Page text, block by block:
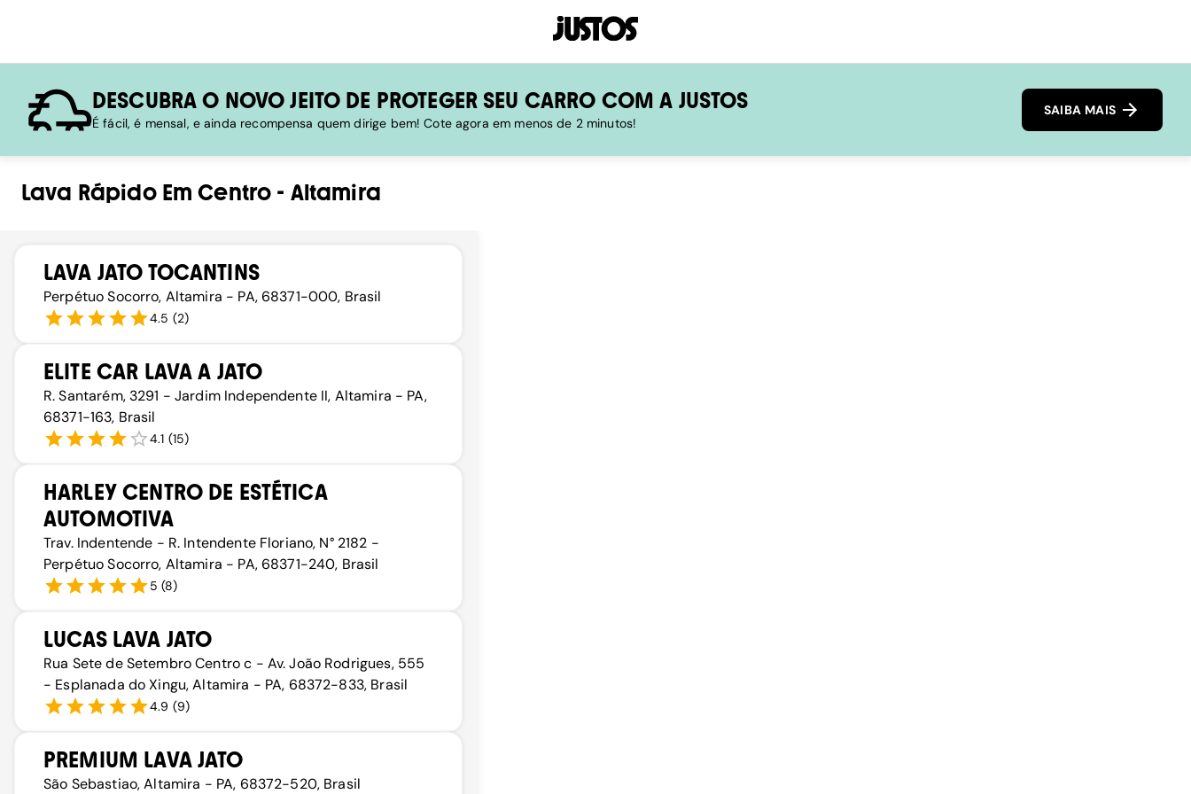
DESCUBRA O NOVO JEITO DE PROTEGER SEU CARRO COM A JUSTOS
É fácil, é mensal, e ainda recompensa quem dirige bem! Cote agora em menos de 2 minutos!
SAIBA MAIS
Lava RápidoEmCentro - Altamira
LAVA JATO TOCANTINS
Perpétuo Socorro, Altamira - PA, 68371-000, Brasil
4.5 (2)
ELITE CAR LAVA A JATO
R. Santarém, 3291 - Jardim Independente II, Altamira - PA,
68371-163, Brasil
4.1 (15)
HARLEY CENTRO DE ESTÉTICA
AUTOMOTIVA
Trav. Indentende - R. Intendente Floriano, N° 2182 -
Perpétuo Socorro, Altamira - PA, 68371-240, Brasil
5 (8)
LUCAS LAVA JATO
Rua Sete de Setembro Centro c - Av. João Rodrigues, 555
- Esplanada do Xingu, Altamira - PA, 68372-833, Brasil
4.9 (9)
PREMIUM LAVA JATO
São Sebastiao, Altamira - PA, 68372-520, Brasil